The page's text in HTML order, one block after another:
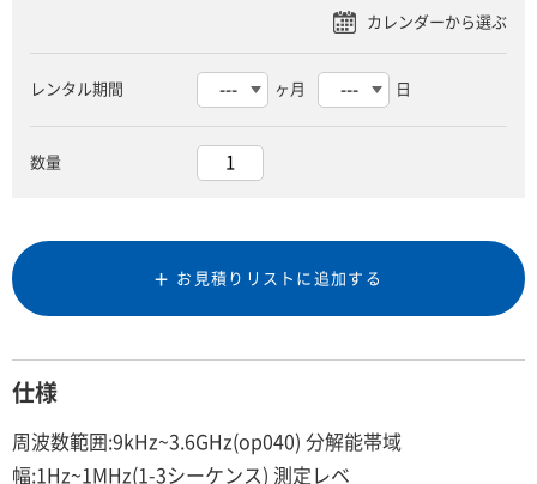
レンタル期間 ヶ月 日
数量
お見積りリストに追加する
仕様
周波数範囲:9kHz~3.6GHz(op040) 分解能帯域
幅:1Hz~1MHz(1-3シーケンス) 測定レベ